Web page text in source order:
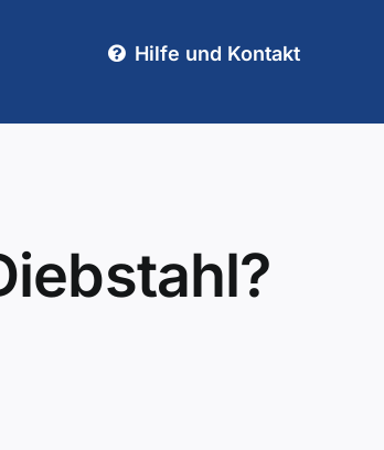
Hilfe und Kontakt